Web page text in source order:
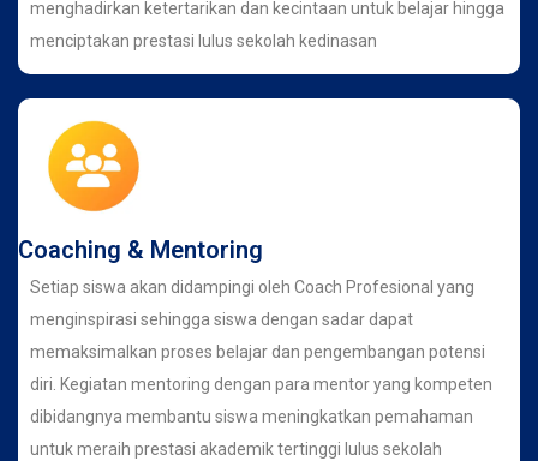
menghadirkan ketertarikan dan kecintaan untuk belajar hingga
menciptakan prestasi lulus sekolah kedinasan
Coaching & Mentoring
Setiap siswa akan didampingi oleh Coach Profesional yang
menginspirasi sehingga siswa dengan sadar dapat
memaksimalkan proses belajar dan pengembangan potensi
diri. Kegiatan mentoring dengan para mentor yang kompeten
dibidangnya membantu siswa meningkatkan pemahaman
untuk meraih prestasi akademik tertinggi lulus sekolah